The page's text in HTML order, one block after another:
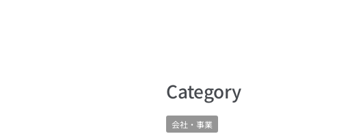
​Category
会社・事業